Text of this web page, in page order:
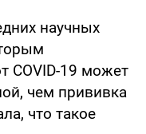
научных
COVID-19 может
чем прививка
что такое